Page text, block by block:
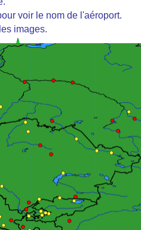
voir le nom de l'aéroport.
images.